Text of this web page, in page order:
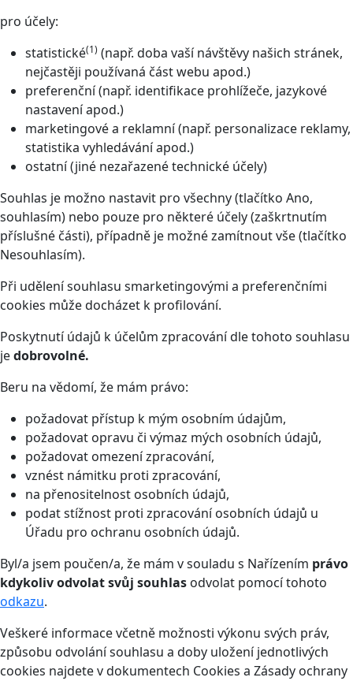
pro účely:
statistické(1) (např. doba vaší návštěvy našich stránek,
nejčastěji používaná část webu apod.)
preferenční (např. identifikace prohlížeče, jazykové
nastavení apod.)
marketingové a reklamní (např. personalizace reklamy,
statistika vyhledávání apod.)
ostatní (jiné nezařazené technické účely)
Souhlas je možno nastavit pro všechny (tlačítko Ano,
souhlasím) nebo pouze pro některé účely (zaškrtnutím
příslušné části), případně je možné zamítnout vše (tlačítko
Nesouhlasím).
Při udělení souhlasu smarketingovými a preferenčními
cookies může docházet k profilování.
Poskytnutí údajů k účelům zpracování dle tohoto souhlasu
jedobrovolné.
Beru na vědomí, že mám právo:
požadovat přístup k mým osobním údajům,
požadovat opravu či výmaz mých osobních údajů,
požadovat omezení zpracování,
vznést námitku proti zpracování,
na přenositelnost osobních údajů,
podat stížnost proti zpracování osobních údajů u
Úřadu pro ochranu osobních údajů.
Byl/a jsem poučen/a, že mám v souladu s Nařízením právo
kdykoliv odvolat svůj souhlas odvolat pomocí tohoto
odkazu.
Veškeré informace včetně možnosti výkonu svých práv,
způsobu odvolání souhlasu a doby uložení jednotlivých
cookies najdete v dokumentech Cookies a Zásady ochrany